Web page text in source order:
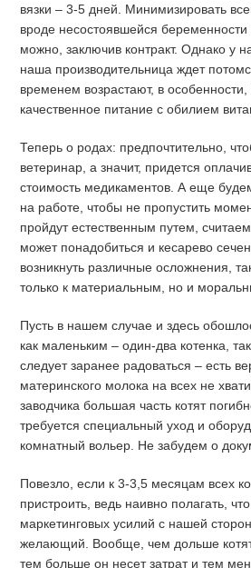
вязки – 3-5 дней. Минимизировать
вроде несостоявшейся беременности
можно, заключив контракт. Однако у
наша производительница ждет
временем возрастают, в
качественное питание с обилием
Теперь о родах: предпочтительно,
ветеринар, а значит, придется
стоимость медикаментов. А еще
на работе, чтобы не пропустить
пройдут естественным путем,
может понадобиться и кесарево
возникнуть различные осложнения,
только к материальным, но и
Пусть в нашем случае и здесь
как маленьким – один-два котенка,
следует заранее радоваться – есть
материнского молока на всех не
заводчика большая часть котят
требуется специальный уход и
комнатный вольер. Не забудем о
Повезло, если к 3-3,5 месяцам всех
пристроить, ведь наивно полагать,
маркетинговых усилий с нашей
желающий. Вообще, чем дольше
тем больше он несет затрат и тем